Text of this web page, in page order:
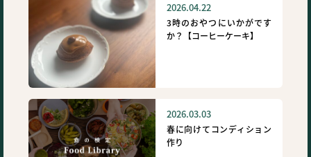
2026.04.22
3時のおやつにいかがです
か？【コーヒーケーキ】
2026.03.03
春に向けてコンディション
作り